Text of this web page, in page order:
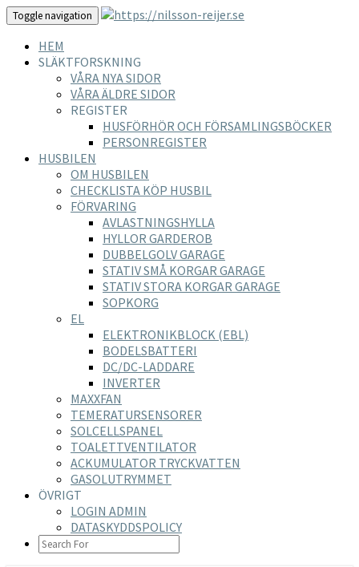
Toggle navigation
HEM
SLÄKTFORSKNING
VÅRA NYA SIDOR
VÅRA ÄLDRE SIDOR
REGISTER
HUSFÖRHÖR OCH FÖRSAMLINGSBÖCKER
PERSONREGISTER
HUSBILEN
OM HUSBILEN
CHECKLISTA KÖP HUSBIL
FÖRVARING
AVLASTNINGSHYLLA
HYLLOR GARDEROB
DUBBELGOLV GARAGE
STATIV SMÅ KORGAR GARAGE
STATIV STORA KORGAR GARAGE
SOPKORG
EL
ELEKTRONIKBLOCK (EBL)
BODELSBATTERI
DC/DC-LADDARE
INVERTER
MAXXFAN
TEMERATURSENSORER
SOLCELLSPANEL
TOALETTVENTILATOR
ACKUMULATOR TRYCKVATTEN
GASOLUTRYMMET
ÖVRIGT
LOGIN ADMIN
DATASKYDDSPOLICY
SEARCH
ICON